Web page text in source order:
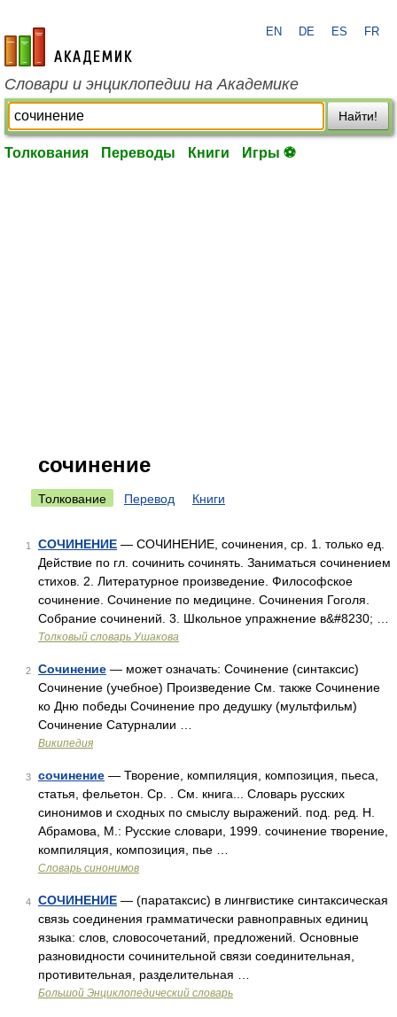
academic.ru
EN DE ES FR
Словари и энциклопедии на Академике
Найти!
Толкования Переводы Книги Игры ⚽
сочинение
Толкование Перевод Книги
1 СОЧИНЕНИЕ — СОЧИНЕНИЕ, сочинения, ср. 1. только ед.
Действие по гл. сочинить сочинять. Заниматься сочинением
стихов. 2. Литературное произведение. Философское
сочинение. Сочинение по медицине. Сочинения Гоголя.
Собрание сочинений. 3. Школьное упражнение в&#8230; …
Толковый словарь Ушакова
2 Сочинение — может означать: Сочинение (синтаксис)
Сочинение (учебное) Произведение См. также Сочинение
ко Дню победы Сочинение про дедушку (мультфильм)
Сочинение Сатурналии …
Википедия
3 сочинение — Творение, компиляция, композиция, пьеса,
статья, фельетон. Ср. . См. книга... Словарь русских
синонимов и сходных по смыслу выражений. под. ред. Н.
Абрамова, М.: Русские словари, 1999. сочинение творение,
компиляция, композиция, пье …
Словарь синонимов
4 СОЧИНЕНИЕ — (паратаксис) в лингвистике синтаксическая
связь соединения грамматически равноправных единиц
языка: слов, словосочетаний, предложений. Основные
разновидности сочинительной связи соединительная,
противительная, разделительная …
Большой Энциклопедический словарь